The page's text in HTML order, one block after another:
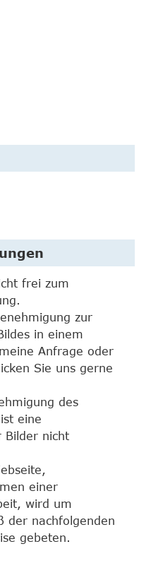
frei zum
zur
in einem
Anfrage oder
Sie uns gerne
des
eine
Bilder nicht
einer
wird um
der nachfolgenden
gebeten.